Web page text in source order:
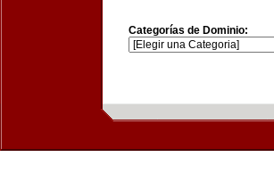
Categorías de Dominio: